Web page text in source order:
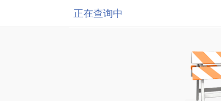
正在查询中